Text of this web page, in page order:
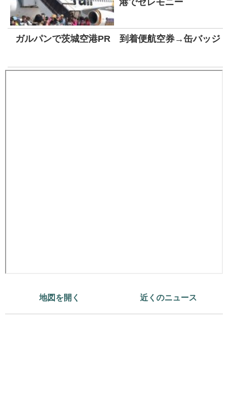
港でセレモニー
ガルパンで茨城空港PR 到着便航空券→缶バッジ
地図を開く 近くのニュース